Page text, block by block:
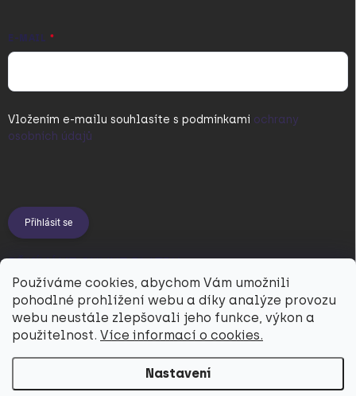
Používáme cookies, abychom Vám umožnili
pohodlné prohlížení webu a díky analýze provozu
webu neustále zlepšovali jeho funkce, výkon a
použitelnost. Více informací o cookies.
Nastavení
E-MAIL
Vložením e-mailu souhlasíte s podmínkami ochrany
osobních údajů
Přihlásit se
PŘIJÍMÁME ONLINE PLATBY